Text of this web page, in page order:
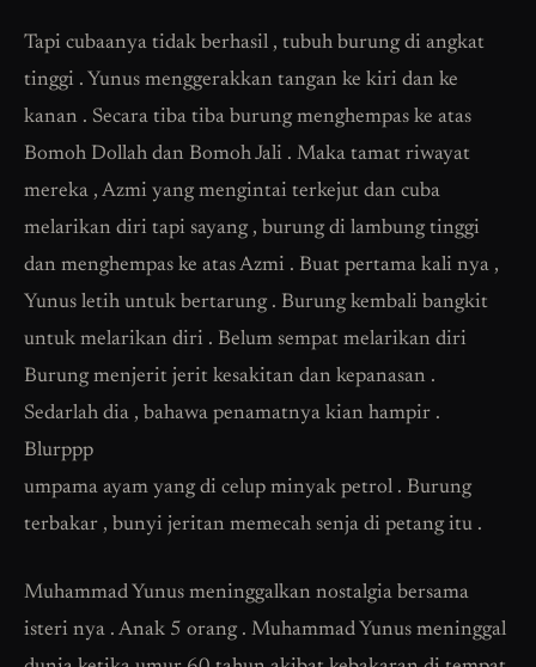
Tapi cubaanya tidak berhasil , tubuh burung di angkat
tinggi . Yunus menggerakkan tangan ke kiri dan ke
kanan . Secara tiba tiba burung menghempas ke atas
Bomoh Dollah dan Bomoh Jali . Maka tamat riwayat
mereka , Azmi yang mengintai terkejut dan cuba
melarikan diri tapi sayang , burung di lambung tinggi
dan menghempas ke atas Azmi . Buat pertama kali nya ,
Yunus letih untuk bertarung . Burung kembali bangkit
untuk melarikan diri . Belum sempat melarikan diri
Burung menjerit jerit kesakitan dan kepanasan .
Sedarlah dia , bahawa penamatnya kian hampir .
Blurppp
umpama ayam yang di celup minyak petrol . Burung
terbakar , bunyi jeritan memecah senja di petang itu .
Muhammad Yunus meninggalkan nostalgia bersama
isteri nya . Anak 5 orang . Muhammad Yunus meninggal